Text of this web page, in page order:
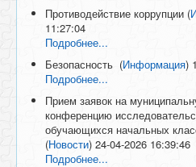
Противодействие коррупции (
11:27:04
Подробнее...
Безопасность (Информация)
Подробнее...
Прием заявок на
конференцию
обучающихся начальных
(Новости) 24-04-2026 16:39:46
Подробнее...